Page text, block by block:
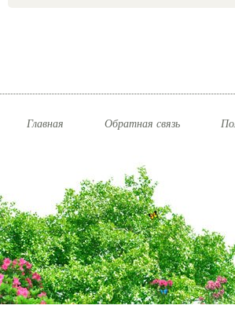
Главная Обратная связь